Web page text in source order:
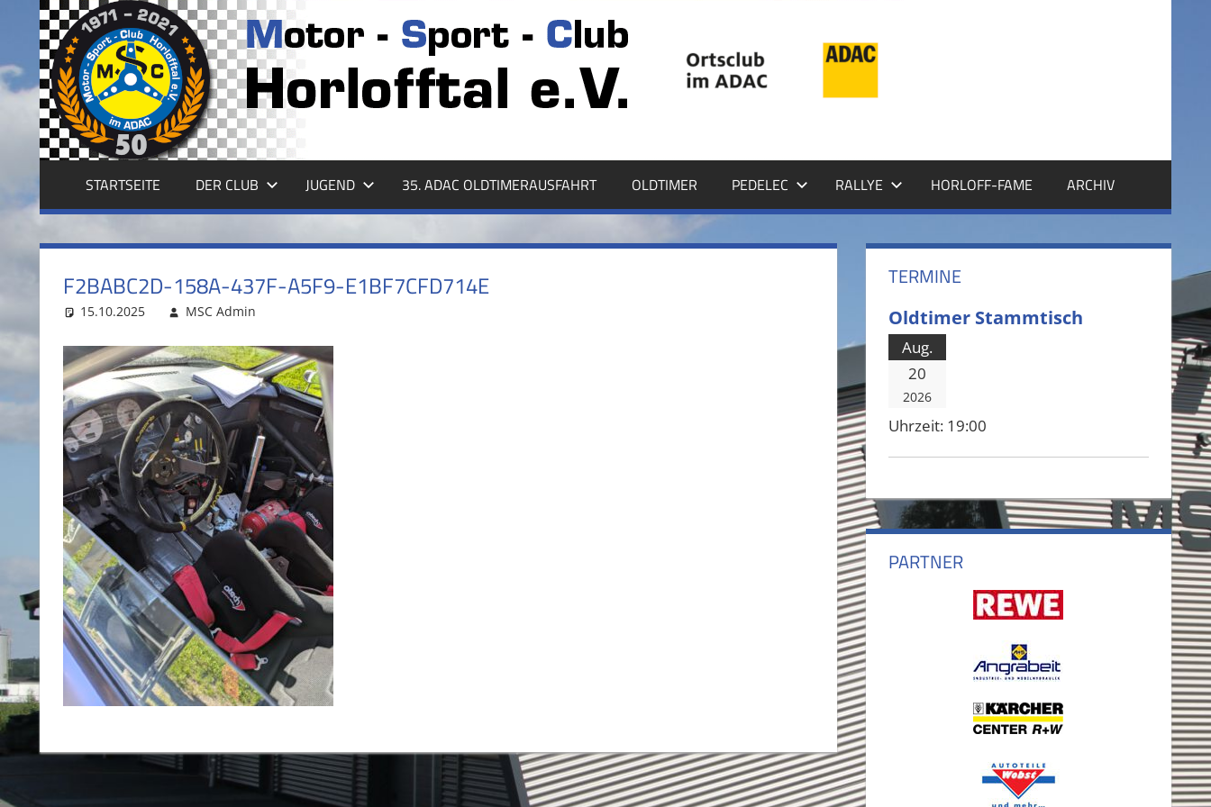
springen MSC
HORLOFFTAL
E.V.
STARTSEITE DER CLUB JUGEND 35. ADAC OLDTIMERAUSFAHRT OLDTIMER PEDELEC RALLYE HORLOFF-FAME ARCHIV
F2BABC2D-158A-437F-A5F9-E1BF7CFD714E
15.10.2025 MSC Admin
TERMINE
Oldtimer Stammtisch
Aug.
20
2026
Uhrzeit: 19:00
PARTNER